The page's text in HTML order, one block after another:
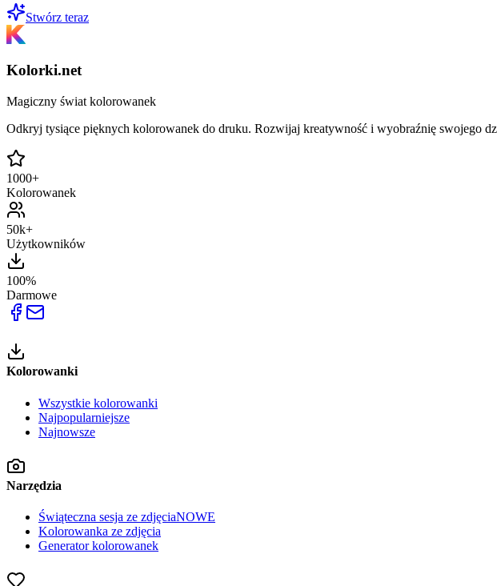
Stwórz teraz
Kolorki.net
Magiczny świat kolorowanek
Odkryj tysiące pięknych kolorowanek do druku. Rozwijaj kreatywność i wyobraźnię swojego
1000+
Kolorowanek
50k+
Użytkowników
100%
Darmowe
Kolorowanki
Wszystkie kolorowanki
Najpopularniejsze
Najnowsze
Narzędzia
Świąteczna sesja ze zdjęciaNOWE
Kolorowanka ze zdjęcia
Generator kolorowanek